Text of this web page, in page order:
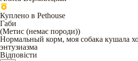
Куплено в Pethouse
Габи
(Метис (немає породи))
Нормальный корм, моя собака кушала
энтузиазма
Відповісти